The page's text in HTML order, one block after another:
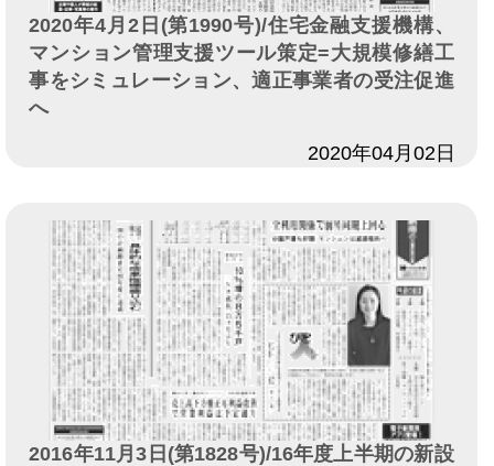
2020年4月2日(第1990号)/住宅金融支援機構、
マンション管理支援ツール策定=大規模修繕工
事をシミュレーション、適正事業者の受注促進
へ
2020年04月02日
2016年11月3日(第1828号)/16年度上半期の新設